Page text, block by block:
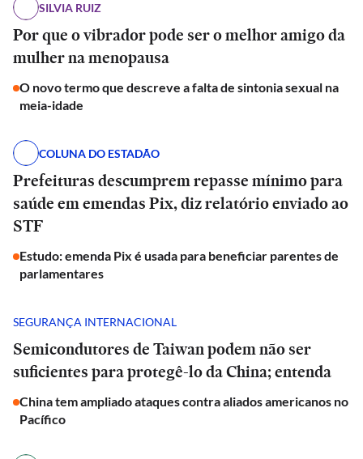
SILVIA RUIZ
Por que o vibrador pode ser o melhor amigo da
mulher na menopausa
O novo termo que descreve a falta de sintonia sexual na
meia-idade
COLUNA DO ESTADÃO
Prefeituras descumprem repasse mínimo para
saúde em emendas Pix, diz relatório enviado ao
STF
Estudo: emenda Pix é usada para beneficiar parentes de
parlamentares
SEGURANÇA INTERNACIONAL
Semicondutores de Taiwan podem não ser
suficientes para protegê-lo da China; entenda
China tem ampliado ataques contra aliados americanos no
Pacífico